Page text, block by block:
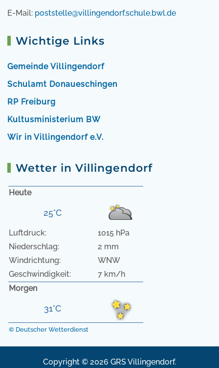
E-Mail: poststelle@villingendorf.schule.bwl.de
Wichtige Links
Gemeinde Villingendorf
Schulamt Donaueschingen
RP Freiburg
Kultusministerium BW
Wir in Villingendorf e.V.
Wetter in Villingendorf
Heute
25°C
Luftdruck:
1015 hPa
Niederschlag:
2 mm
Windrichtung:
WNW
Geschwindigkeit:
7 km/h
Morgen
31°C
© Deutscher Wetterdienst
Copyright © 2026 GRS Villingendorf.